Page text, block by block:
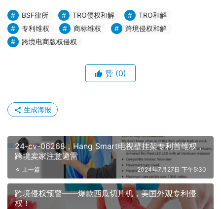
BSF律所 TRO侵权和解
TRO和解
专利维权
商标维权
跨境侵权和解
跨境电商版权侵权
赞 (0)
生成海报
24-cv-06268，Hang Smart电视壁挂架专利首维权，
跨境卖家注意避雷
上一篇 2024年7月27日 下午5:30
跨境侵权预警——爆款西瓜切片机，美国外观专利侵
权！